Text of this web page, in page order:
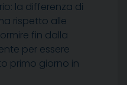
la differenza di
rispetto alle
fin dalla
per essere
giorno in